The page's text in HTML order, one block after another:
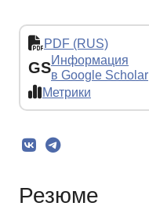
PDF (RUS)
GSИнформация
в Google Scholar
Метрики
Резюме